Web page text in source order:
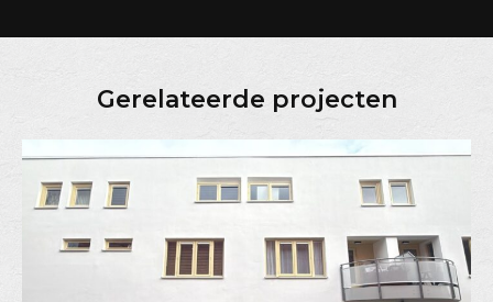
Gerelateerde projecten